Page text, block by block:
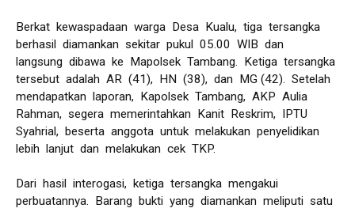
Berkat kewaspadaan warga Desa Kualu, tiga tersangka
berhasil diamankan sekitar pukul 05.00 WIB dan
langsung dibawa ke Mapolsek Tambang. Ketiga tersangka
tersebut adalah AR (41), HN (38), dan MG (42). Setelah
mendapatkan laporan, Kapolsek Tambang, AKP Aulia
Rahman, segera memerintahkan Kanit Reskrim, IPTU
Syahrial, beserta anggota untuk melakukan penyelidikan
lebih lanjut dan melakukan cek TKP.
Dari hasil interogasi, ketiga tersangka mengakui
perbuatannya. Barang bukti yang diamankan meliputi satu